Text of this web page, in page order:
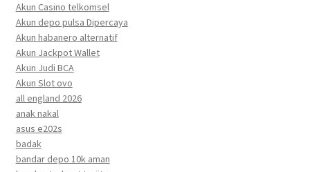
Akun Casino telkomsel
Akun depo pulsa Dipercaya
Akun habanero alternatif
Akun Jackpot Wallet
Akun Judi BCA
Akun Slot ovo
all england 2026
anak nakal
asus e202s
badak
bandar depo 10k aman